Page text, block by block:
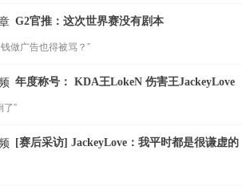
G2官推：这次世界赛没有剧本
做广告也得被骂？”
年度称号： KDA王LokeN 伤害王JackeyLove
”
[赛后采访] JackeyLove：我平时都是很谦虚的